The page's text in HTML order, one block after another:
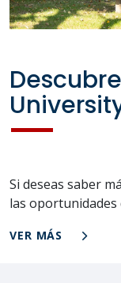
Si deseas saber
las oportunidades
VER MÁS